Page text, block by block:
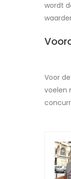
wordt
Voor
voelen